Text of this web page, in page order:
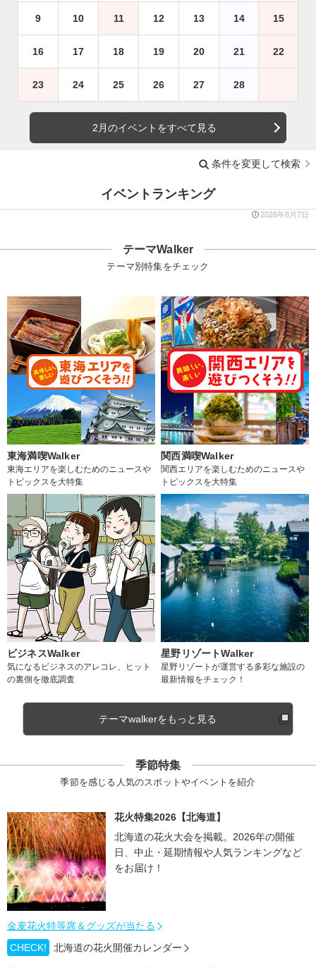
9 10 11 12 13 14 15
16 17 18 19 20 21 22
23 24 25 26 27 28
2月のイベントをすべて見る
条件を変更して検索
イベントランキング
2026年8月7日
テーマWalker
テーマ別特集をチェック
東海満喫Walker
東海エリアを楽しむためのニュースや
トピックスを大特集
関西満喫Walker
関西エリアを楽しむためのニュースや
トピックスを大特集
ビジネスWalker
気になるビジネスのアレコレ、ヒット
の裏側を徹底調査
星野リゾートWalker
星野リゾートが運営する多彩な施設の
最新情報をチェック！
テーマwalkerをもっと見る
季節特集
季節を感じる人気のスポットやイベントを紹介
花火特集2026【北海道】
北海道の花火大会を掲載。2026年の開催
日、中止・延期情報や人気ランキングなど
をお届け！
金麦花火特等席＆グッズが当たる
CHECK!
北海道の花火開催カレンダー